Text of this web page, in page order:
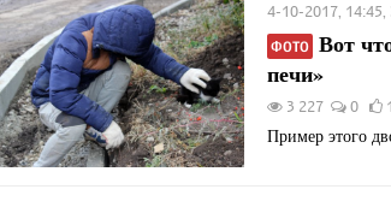
4-10-2017,
ФОТО Вот
печи»
3 227 0
Пример этого